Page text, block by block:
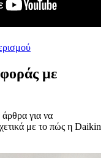
με
για να
με το πώς η Daikin